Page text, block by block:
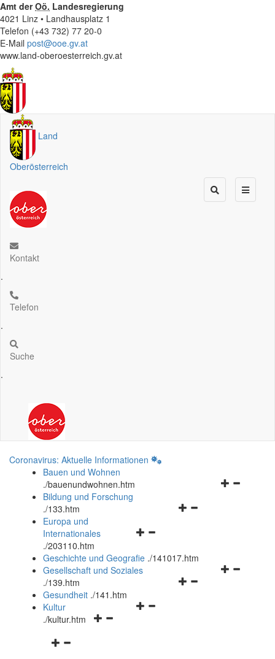
Amt derOö. Landesregierung
4021 Linz • Landhausplatz 1
Telefon (+43 732) 77 20-0
E-Mail post@ooe.gv.at
www.land-oberoesterreich.gv.at
Land
Oberösterreich
Kontakt
.
Telefon
.
Suche
.
Coronavirus: Aktuelle Informationen
Bauen und Wohnen
./bauenundwohnen.htm
Navigationsmenü
Bildung und Forschung
./133.htm
Navigationsmenü
und
schließen
Europa und
Internationales
./203110.htm
Geschichte und Geografie ./141017.htm
Navigationsmenü
Gesellschaft und Soziales
./139.htm
Navigationsmenü
Gesundheit ./141.htm
Navigationsmenü
Kultur
./kultur.htm
Navigationsmenü